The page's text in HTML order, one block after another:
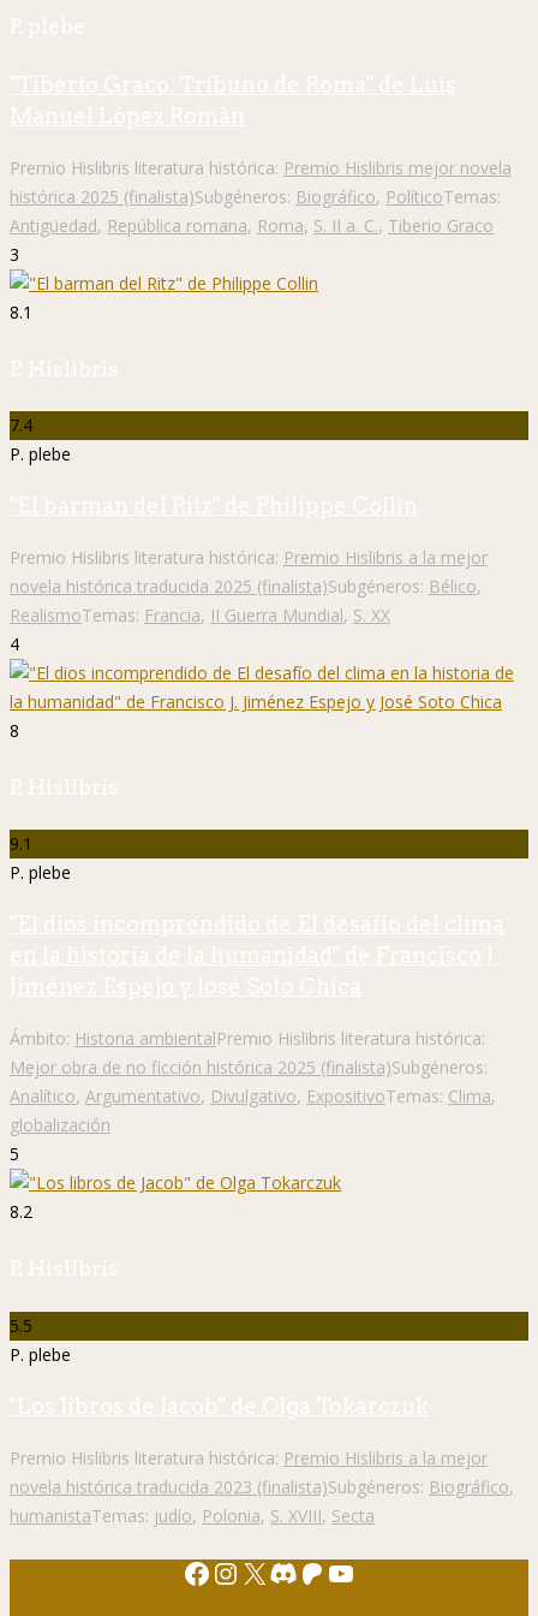
P. plebe
"Tiberio Graco. Tribuno de Roma" de Luis
Manuel López Román
Premio Hislibris literatura histórica: Premio Hislibris mejor novela
histórica 2025 (finalista)Subgéneros: Biográfico, PolíticoTemas:
Antigüedad, República romana, Roma, S. II a. C., Tiberio Graco
3
8.1
P. Hislibris
7.4
P. plebe
"El barman del Ritz" de Philippe Collin
Premio Hislibris literatura histórica: Premio Hislibris a la mejor
novela histórica traducida 2025 (finalista)Subgéneros: Bélico,
RealismoTemas: Francia, II Guerra Mundial, S. XX
4
8
P. Hislibris
9.1
P. plebe
"El dios incomprendido de El desafío del clima
en la historia de la humanidad" de Francisco J.
Jiménez Espejo y José Soto Chica
Ámbito: Historia ambientalPremio Hislibris literatura histórica:
Mejor obra de no ficción histórica 2025 (finalista)Subgéneros:
Analítico, Argumentativo, Divulgativo, ExpositivoTemas: Clima,
globalización
5
8.2
P. Hislibris
5.5
P. plebe
"Los libros de Jacob" de Olga Tokarczuk
Premio Hislibris literatura histórica: Premio Hislibris a la mejor
novela histórica traducida 2023 (finalista)Subgéneros: Biográfico,
humanistaTemas: judío, Polonia, S. XVIII, Secta
Facebook
Instagram
X Discord
Patreon
YouTube